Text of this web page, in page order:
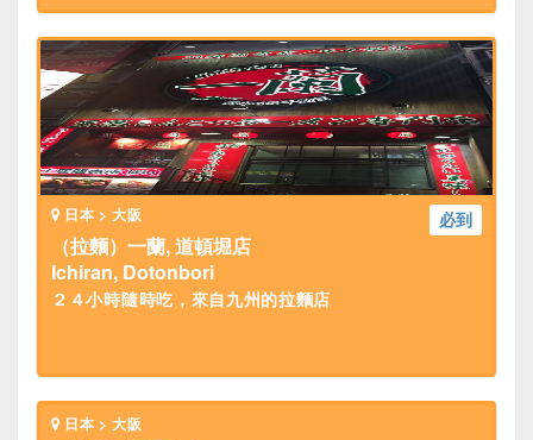
必到
日本 > 大阪
（拉麵）一蘭, 道頓堀店
Ichiran, Dotonbori
２４小時隨時吃，來自九州的拉麵店
日本 > 大阪